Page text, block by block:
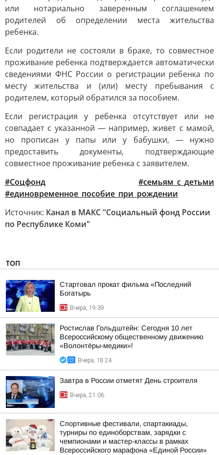
или нотариально заверенным соглашением
родителей об определении места жительства
ребенка.
Если родители не состояли в браке, то совместное
проживание ребенка подтверждается автоматически
сведениями ФНС России о регистрации ребенка по
месту жительства и (или) месту пребывания с
родителем, который обратился за пособием.
Если регистрация у ребенка отсутствует или не
совпадает с указанной — например, живет с мамой,
но прописан у папы или у бабушки, — нужно
предоставить документы, подтверждающие
совместное проживание ребенка с заявителем.
#Соцфонд
#семьям_с_детьми
#единовременное_пособие_при_рождении
Источник: Канал в МАКС "Социальный фонд России
по Республике Коми"
ТОП
Стартовал прокат фильма «Последний
Богатырь
Вчера, 19:39
Ростислав Гольдштейн: Сегодня 10 лет
Всероссийскому общественному движению
«Волонтёры-медики»!
Вчера, 18:24
Завтра в России отметят День строителя
Вчера, 21:06
Спортивные фестивали, спартакиады,
турниры по единоборствам, зарядки с
чемпионами и мастер-классы в рамках
Всероссийского марафона «Единой России»